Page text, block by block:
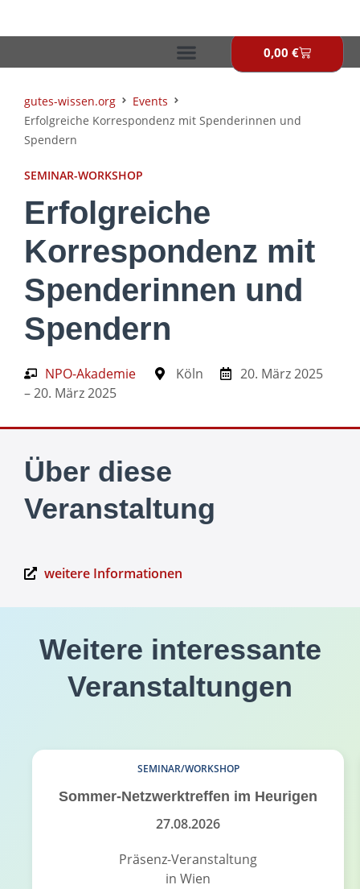
0,00 €
gutes-wissen.org
Events
Erfolgreiche Korrespondenz mit Spenderinnen und
Spendern
SEMINAR-WORKSHOP
Erfolgreiche
Korrespondenz mit
Spenderinnen und
Spendern
NPO-Akademie Köln
20. März 2025
– 20. März 2025
Über diese
Veranstaltung
weitere Informationen
Weitere interessante
Veranstaltungen
SEMINAR/WORKSHOP
Sommer-Netzwerktreffen im Heurigen
27.08.2026
Präsenz-Veranstaltung
in Wien